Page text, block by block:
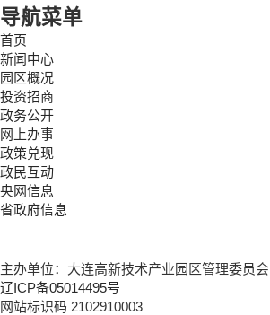
导航菜单
首页
新闻中心
园区概况
投资招商
政务公开
网上办事
政策兑现
政民互动
央网信息
省政府信息
主办单位：大连高新技术产业园区管理委员会
辽ICP备05014495号
网站标识码 2102910003